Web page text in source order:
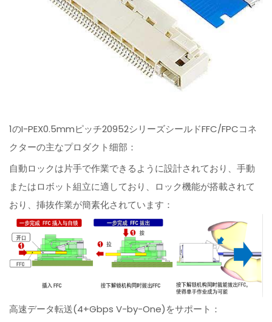
1のI-PEX0.5mmピッチ20952シリーズシールドFFC/FPCコネ
クターの主なプロダクト细部：
自動ロックは片手で作業できるように設計されており、手動
またはロボット組立に適しており、ロック機能が搭載されて
おり、挿抜作業が簡素化されています：
高速データ転送(4+Gbps V-by-One)をサポート：